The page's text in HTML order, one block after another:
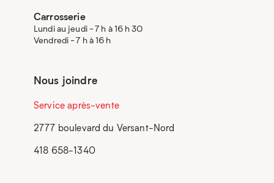
Carrosserie
Lundi au jeudi - 7 h à 16 h 30
Vendredi - 7 h à 16 h
Nous joindre
Service après-vente
2777 boulevard du Versant-Nord
418 658-1340